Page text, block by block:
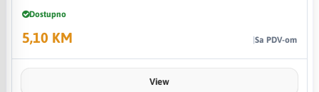
Dostupno
5,10 KM Sa PDV-om
View